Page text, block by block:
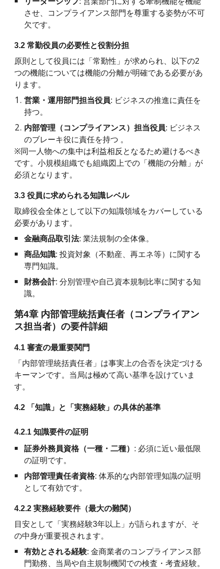
させ、コンプライアンス部門を尊重する姿勢が不可
欠です。
3.2 常勤役員の必要性と役割分担
原則として役員には「常勤性」が求められ、以下の2
つの機能については機能の分離が明確である必要があ
ります。
営業・運用部門担当役員: ビジネスの推進に責任を
持つ。
内部管理（コンプライアンス）担当役員: ビジネス
のブレーキ役に責任を持つ 。
※同一人物への集中は利益相反となるため避けるべき
です。小規模組織でも組織図上での「機能の分離」が
必須となります。
3.3 役員に求められる知識レベル
取締役会全体として以下の知識領域をカバーしている
必要があります。
金融商品取引法: 業法規制の全体像。
商品知識: 投資対象（不動産、再エネ等）に関する
専門知識。
財務会計: 分別管理や自己資本規制比率に関する知
識。
第4章 内部管理統括責任者（コンプライアン
ス担当者）の要件詳細
4.1 審査の最重要関門
「内部管理統括責任者」は事実上の合否を決定づける
キーマンです。当局は極めて高い基準を設けていま
す。
4.2 「知識」と「実務経験」の具体的基準
4.2.1 知識要件の証明
証券外務員資格（一種・二種） : 必須に近い最低限
の証明です。
内部管理責任者資格: 体系的な内部管理知識の証明
として有効です。
4.2.2 実務経験要件（最大の難関）
目安として「実務経験3年以上」が語られますが、そ
の中身が重要視されます。
有効とされる経験: 金商業者のコンプライアンス部
門勤務、当局や自主規制機関での検査・考査経験。